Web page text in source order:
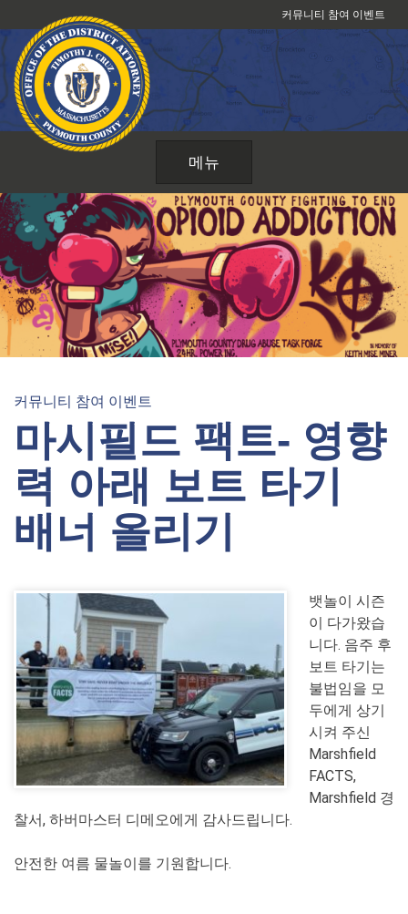
텐
츠
건
커뮤니티 참여 이벤트
메뉴
커뮤니티 참여 이벤트
마시필드 팩트- 영향
력 아래 보트 타기
배너 올리기
뱃놀이 시즌
이 다가왔습
니다. 음주 후
보트 타기는
불법임을 모
두에게 상기
시켜 주신
Marshfield
FACTS,
Marshfield 경
찰서, 하버마스터 디메오에게 감사드립니다.
안전한 여름 물놀이를 기원합니다.